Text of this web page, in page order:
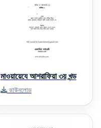
মাওয়ায়েযে আশরাফিয়া ৩য় খন্ড
ডাউনলোড